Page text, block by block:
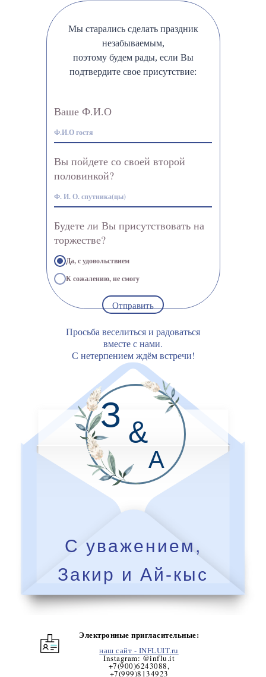
Просьба веселиться и радоваться
вместе с нами.
С нетерпением ждём встречи!
С уважением,
Закир и Ай-кыс
Мы старались сделать праздник
незабываемым,
поэтому будем рады, если Вы
подтвердите свое присутствие:
Ваше Ф.И.О
Вы пойдете со своей второй
половинкой?
Будете ли Вы присутствовать на
торжестве?
Да, с удовольствием
К сожалению, не смогу
Отправить
З
А
&
Электронные пригласительные:
наш сайт - INFLUIT.ru
Instagram: @influ.it
+7(900)6243088,
+7(999)8134923